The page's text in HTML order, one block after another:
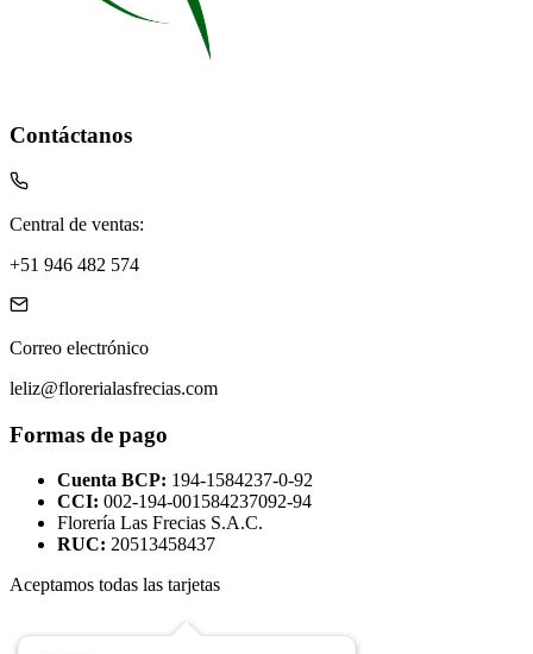
Contáctanos
Central de ventas:
+51 946 482 574
Correo electrónico
leliz@florerialasfrecias.com
Formas de pago
Cuenta BCP: 194-1584237-0-92
CCI: 002-194-001584237092-94
Florería Las Frecias S.A.C.
RUC: 20513458437
Aceptamos todas las tarjetas